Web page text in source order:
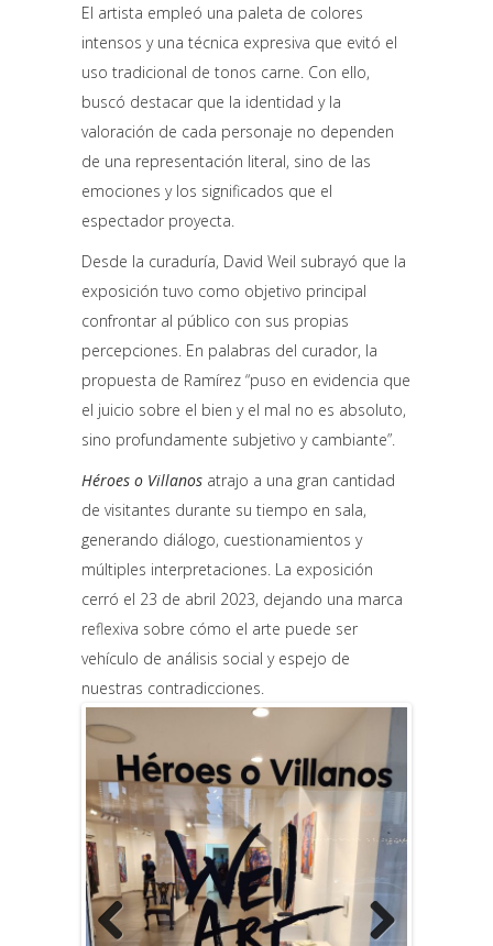
El artista empleó una paleta de colores
intensos y una técnica expresiva que evitó el
uso tradicional de tonos carne. Con ello,
buscó destacar que la identidad y la
valoración de cada personaje no dependen
de una representación literal, sino de las
emociones y los significados que el
espectador proyecta.
Desde la curaduría, David Weil subrayó que la
exposición tuvo como objetivo principal
confrontar al público con sus propias
percepciones. En palabras del curador, la
propuesta de Ramírez “puso en evidencia que
el juicio sobre el bien y el mal no es absoluto,
sino profundamente subjetivo y cambiante”.
Héroes o Villanos atrajo a una gran cantidad
de visitantes durante su tiempo en sala,
generando diálogo, cuestionamientos y
múltiples interpretaciones. La exposición
cerró el 23 de abril 2023, dejando una marca
reflexiva sobre cómo el arte puede ser
vehículo de análisis social y espejo de
nuestras contradicciones.